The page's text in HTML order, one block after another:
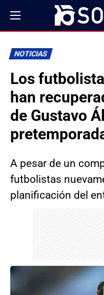
NOTICIAS
Los
han
de Gustavo
A pesar de un
futbolistas
planificación del